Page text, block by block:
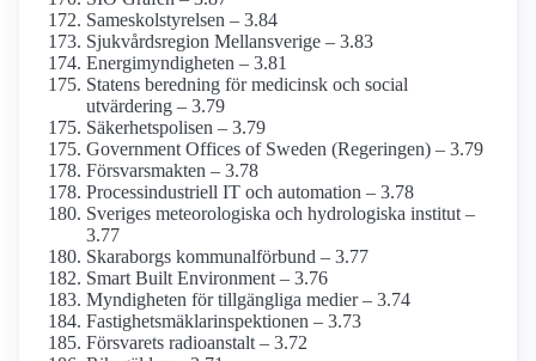
Sameskol­styrelsen – 3.84
Sjukvårdsregion Mellansverige – 3.83
Energi­myndigheten – 3.81
Statens beredning för medicinsk och social
utvärdering – 3.79
Säkerhets­polisen – 3.79
Government Offices of Sweden (Regeringen) – 3.79
Försvarsmakten – 3.78
Process­industriell IT och automation – 3.78
Sveriges meteoro­logiska och hydrologiska institut –
3.77
Skaraborgs kommunal­förbund – 3.77
Smart Built Environment – 3.76
Myndigheten för tillgängliga medier – 3.74
Fastighetsmäklar­inspektionen – 3.73
Försvarets radioanstalt – 3.72